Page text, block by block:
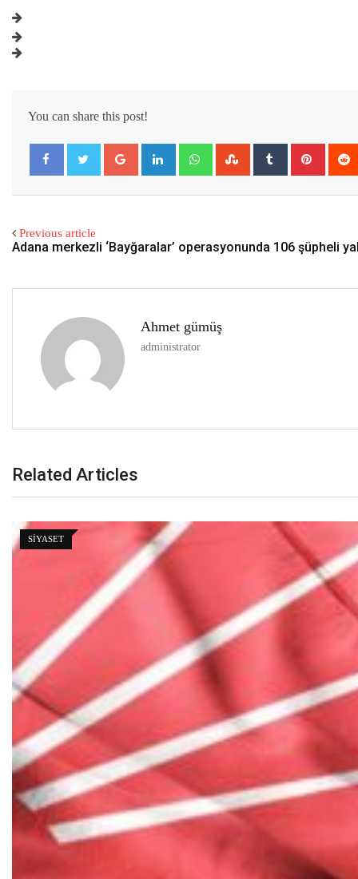
You can share this post!
Previous article
Adana merkezli ‘Bayğaralar’ operasyonunda 106 şüpheli
Ahmet gümüş
administrator
Related Articles
SIYASET